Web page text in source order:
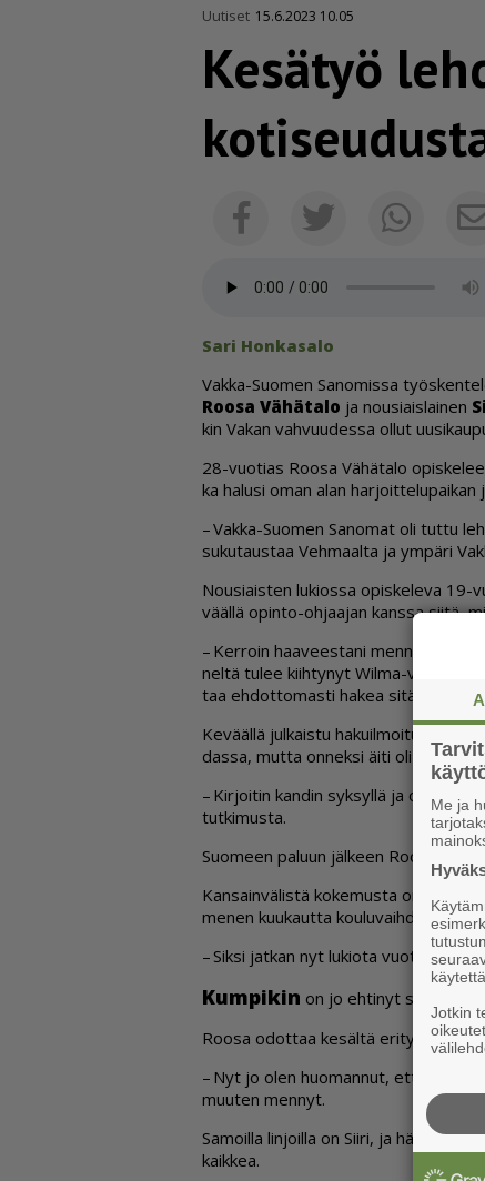
Uutiset 15.6.2023 10.05
Kesätyö
FacebookTwitter
Sari Hon­ka­sa­lo
Vak­ka-Suo­men Sa­no­mis­sa
Roo­sa Vä­hä­ta­lo ja nou­si­ais­lai­nen
kin Va­kan vah­vuu­des­sa ol­lut
28-vuo­ti­as Roo­sa Vä­hä­ta­lo
ka ha­lu­si oman alan
– Vak­ka-Suo­men Sa­no­mat oli tut­tu
su­ku­taus­taa Veh­maal­ta ja ym­pä­ri
Nou­si­ais­ten lu­ki­os­sa opis­ke­le­va
vääl­lä opin­to-oh­jaa­jan kans­sa sii­tä,
– Ker­roin haa­vees­ta­ni men­nä
nel­tä tu­lee kiih­ty­nyt Wil­ma-vies­ti,
taa eh­dot­to­mas­ti ha­kea sitä, Sii­ri
Ke­vääl­lä jul­kais­tu ha­kuil­moi­tus oli­si
das­sa, mut­ta on­nek­si äi­ti oli sen
– Kir­joi­tin kan­din syk­syl­lä ja olin
tut­ki­mus­ta.
Suo­meen pa­luun jäl­keen Roo­sa kävi
Kan­sain­vä­lis­tä ko­ke­mus­ta on
me­nen kuu­kaut­ta kou­lu­vaih­dos­sa.
– Sik­si jat­kan nyt lu­ki­o­ta vuot­ta
Kum­pi­kin on jo eh­ti­nyt saa­da
Roo­sa odot­taa ke­säl­tä eri­tyi­ses­ti
– Nyt jo olen huo­man­nut, et­tä olen
muu­ten men­nyt.
Sa­moil­la lin­joil­la on Sii­ri, ja hän­kin
kaik­kea.
Me ja
Jotkin